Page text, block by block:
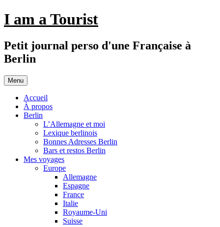
Aller
au
I am a Tourist
Petit journal perso d'une Française à
Berlin
Menu
Accueil
À propos
Berlin
L’Allemagne et moi
Lexique berlinois
Bonnes Adresses Berlin
Bars et restos Berlin
Mes voyages
Europe
Allemagne
Espagne
France
Italie
Royaume-Uni
Suisse